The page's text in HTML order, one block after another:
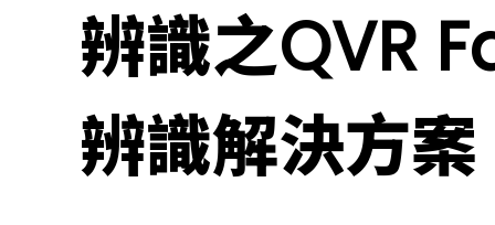
辨識之QVR
辨識解決方案